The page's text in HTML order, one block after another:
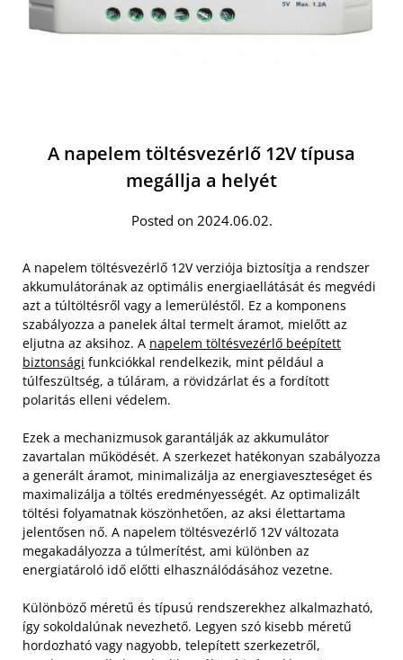
A napelem töltésvezérlő 12V típusa
megállja a helyét
Posted on 2024.06.02.
A napelem töltésvezérlő 12V verziója biztosítja a rendszer
akkumulátorának az optimális energiaellátását és megvédi
azt a túltöltésről vagy a lemerüléstől. Ez a komponens
szabályozza a panelek által termelt áramot, mielőtt az
eljutna az aksihoz. A napelem töltésvezérlő beépített
biztonsági funkciókkal rendelkezik, mint például a
túlfeszültség, a túláram, a rövidzárlat és a fordított
polaritás elleni védelem.
Ezek a mechanizmusok garantálják az akkumulátor
zavartalan működését. A szerkezet hatékonyan szabályozza
a generált áramot, minimalizálja az energiaveszteséget és
maximalizálja a töltés eredményességét. Az optimalizált
töltési folyamatnak köszönhetően, az aksi élettartama
jelentősen nő. A napelem töltésvezérlő 12V változata
megakadályozza a túlmerítést, ami különben az
energiatároló idő előtti elhasználódásához vezetne.
Különböző méretű és típusú rendszerekhez alkalmazható,
így sokoldalúnak nevezhető. Legyen szó kisebb méretű
hordozható vagy nagyobb, telepített szerkezetről,